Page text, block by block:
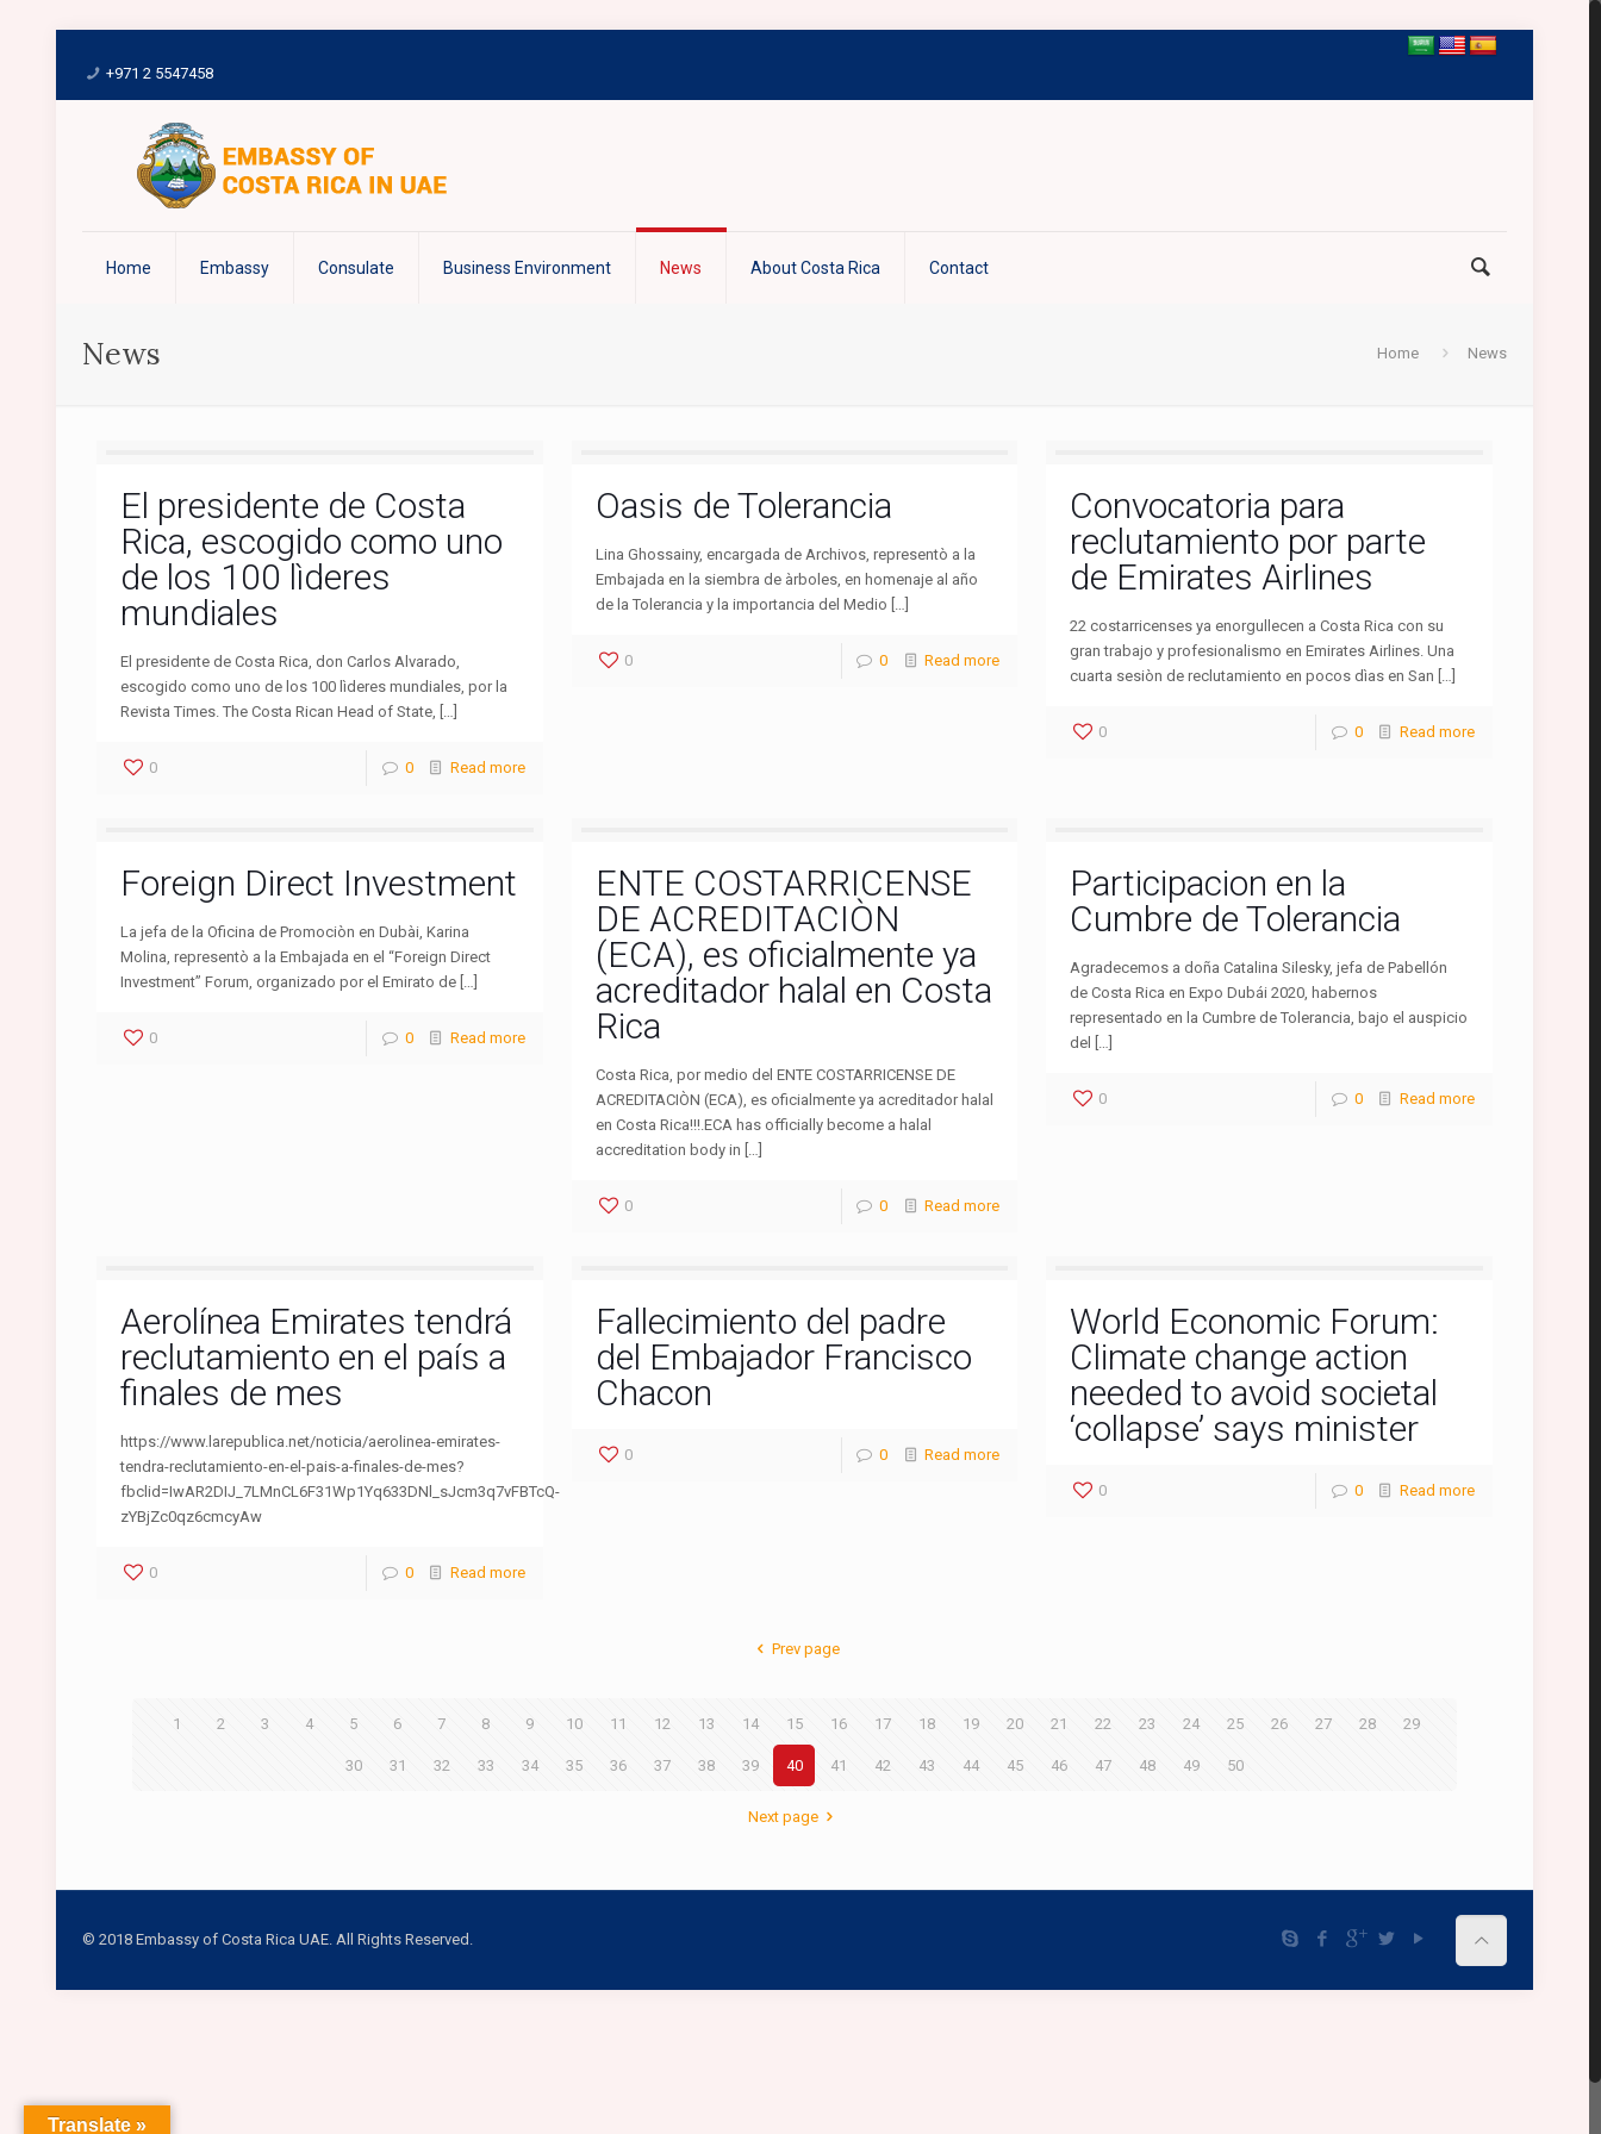
+971 2 5547458
Home Embassy Consulate Business Environment News About Costa Rica Contact
News Home News
El presidente de Costa
Rica, escogido como uno
de los 100 lìderes
mundiales
El presidente de Costa Rica, don Carlos Alvarado,
escogido como uno de los 100 lìderes mundiales, por la
Revista Times. The Costa Rican Head of State, […]
0 0 Read more
Oasis de Tolerancia
Lina Ghossainy, encargada de Archivos, representò a la
Embajada en la siembra de àrboles, en homenaje al año
de la Tolerancia y la importancia del Medio […]
0 0 Read more
Convocatoria para
reclutamiento por parte
de Emirates Airlines
22 costarricenses ya enorgullecen a Costa Rica con su
gran trabajo y profesionalismo en Emirates Airlines. Una
cuarta sesiòn de reclutamiento en pocos dìas en San […]
0 0 Read more
Foreign Direct Investment
La jefa de la Oficina de Promociòn en Dubài, Karina
Molina, representò a la Embajada en el “Foreign Direct
Investment” Forum, organizado por el Emirato de […]
0 0 Read more
ENTE COSTARRICENSE
DE ACREDITACIÒN
(ECA), es oficialmente ya
acreditador halal en Costa
Rica
Costa Rica, por medio del ENTE COSTARRICENSE DE
ACREDITACIÒN (ECA), es oficialmente ya acreditador halal
en Costa Rica!!!.ECA has officially become a halal
accreditation body in […]
0 0 Read more
Participacion en la
Cumbre de Tolerancia
Agradecemos a doña Catalina Silesky, jefa de Pabellón
de Costa Rica en Expo Dubái 2020, habernos
representado en la Cumbre de Tolerancia, bajo el auspicio
del […]
0 0 Read more
Aerolínea Emirates tendrá
reclutamiento en el país a
finales de mes
https://www.larepublica.net/noticia/aerolinea-emirates-
tendra-reclutamiento-en-el-pais-a-finales-de-mes?
fbclid=IwAR2DIJ_7LMnCL6F31Wp1Yq633DNl_sJcm3q7vFBTcQ-
zYBjZc0qz6cmcyAw
0 0 Read more
Fallecimiento del padre
del Embajador Francisco
Chacon
0 0 Read more
World Economic Forum:
Climate change action
needed to avoid societal
‘collapse’ says minister
0 0 Read more
Prev page
1 2 3 4 5 6 7 8 9 10 11 12 13 14 15 16 17 18 19 20 21 22 23 24 25 26 27 28 29
30 31 32 33 34 35 36 37 38 39 40 41 42 43 44 45 46 47 48 49 50
Next page
© 2018 Embassy of Costa Rica UAE. All Rights Reserved.
Translate »